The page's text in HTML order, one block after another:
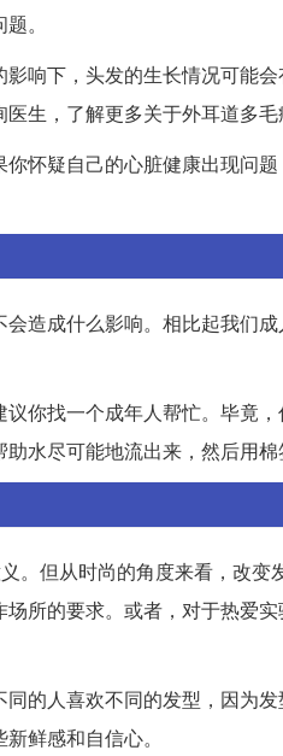
。
响下，头发的生长情况可能
生，了解更多关于外耳道多毛
怀疑自己的心脏健康出现问
造成什么影响。相比起我们
你找一个成年人帮忙。毕竟
水尽可能地流出来，然后用棉
。但从时尚的角度来看，改
所的要求。或者，对于热爱
的人喜欢不同的发型，因为
鲜感和自信心。